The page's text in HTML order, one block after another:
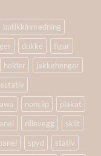
butikkinnredning
dukke
figur
holder
jakkehenger
nonslip
plakat
rillevegg
skilt
spyd
stativ